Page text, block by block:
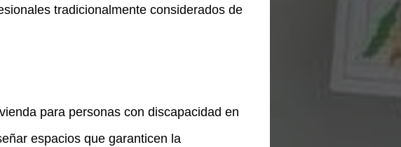
tradicionalmente considerados de
para personas con discapacidad en
espacios que garanticen la